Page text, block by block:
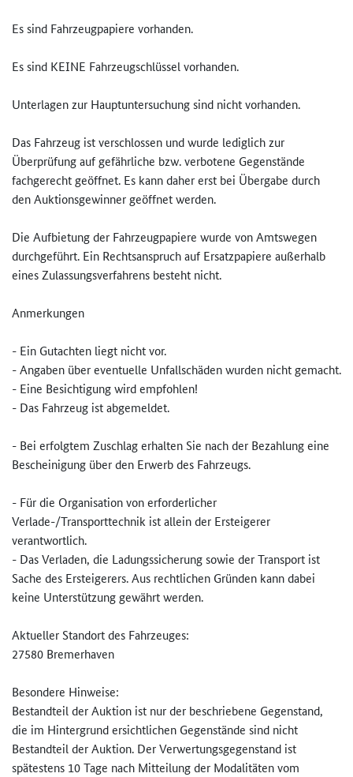
Es sind Fahrzeugpapiere vorhanden.
Es sind KEINE Fahrzeugschlüssel vorhanden.
Unterlagen zur Hauptuntersuchung sind nicht vorhanden.
Das Fahrzeug ist verschlossen und wurde lediglich zur
Überprüfung auf gefährliche bzw. verbotene Gegenstände
fachgerecht geöffnet. Es kann daher erst bei Übergabe durch
den Auktionsgewinner geöffnet werden.
Die Aufbietung der Fahrzeugpapiere wurde von Amtswegen
durchgeführt. Ein Rechtsanspruch auf Ersatzpapiere außerhalb
eines Zulassungsverfahrens besteht nicht.
Anmerkungen
- Ein Gutachten liegt nicht vor.
- Angaben über eventuelle Unfallschäden wurden nicht gemacht.
- Eine Besichtigung wird empfohlen!
- Das Fahrzeug ist abgemeldet.
- Bei erfolgtem Zuschlag erhalten Sie nach der Bezahlung eine
Bescheinigung über den Erwerb des Fahrzeugs.
- Für die Organisation von erforderlicher
Verlade-/Transporttechnik ist allein der Ersteigerer
verantwortlich.
- Das Verladen, die Ladungssicherung sowie der Transport ist
Sache des Ersteigerers. Aus rechtlichen Gründen kann dabei
keine Unterstützung gewährt werden.
Aktueller Standort des Fahrzeuges:
27580 Bremerhaven
Besondere Hinweise:
Bestandteil der Auktion ist nur der beschriebene Gegenstand,
die im Hintergrund ersichtlichen Gegenstände sind nicht
Bestandteil der Auktion. Der Verwertungsgegenstand ist
spätestens 10 Tage nach Mitteilung der Modalitäten vom